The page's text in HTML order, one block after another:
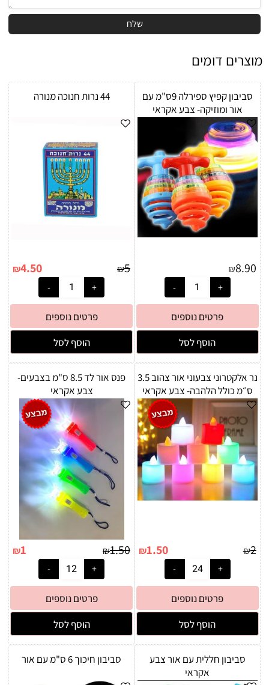
מוצרים דומים
סביבון קפיץ ספירלה 9ס"מ עם
אור ומוזיקה- צבע אקראי
₪8.90
פרטים נוספים
הוסף לסל
44 נרות חנוכה מנורה
₪5
₪4.50
פרטים נוספים
הוסף לסל
נר אלקטרוני צבעוני אור צהוב 3.5
ס״מ כולל הלהבה- צבע אקראי
₪2
₪1.50
פרטים נוספים
הוסף לסל
פנס אור לד 8.5 ס"מ בצבעים-
צבע אקראי
₪1.50
₪1
פרטים נוספים
הוסף לסל
סביבון חללית עם אור צבע
אקראי
סביבון חיכוך 6 ס"מ עם אור